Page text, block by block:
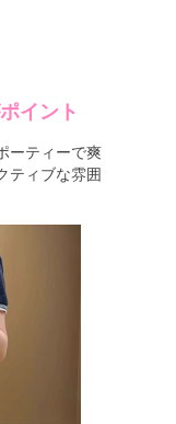
イント
ーティーで爽
ティブな雰囲